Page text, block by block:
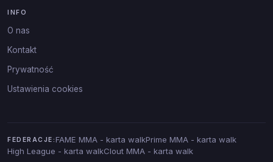
INFO
O nas
Kontakt
Prywatność
Ustawienia cookies
FEDERACJE: FAME MMA - karta walkPrime MMA - karta walk
High League - karta walkClout MMA - karta walk